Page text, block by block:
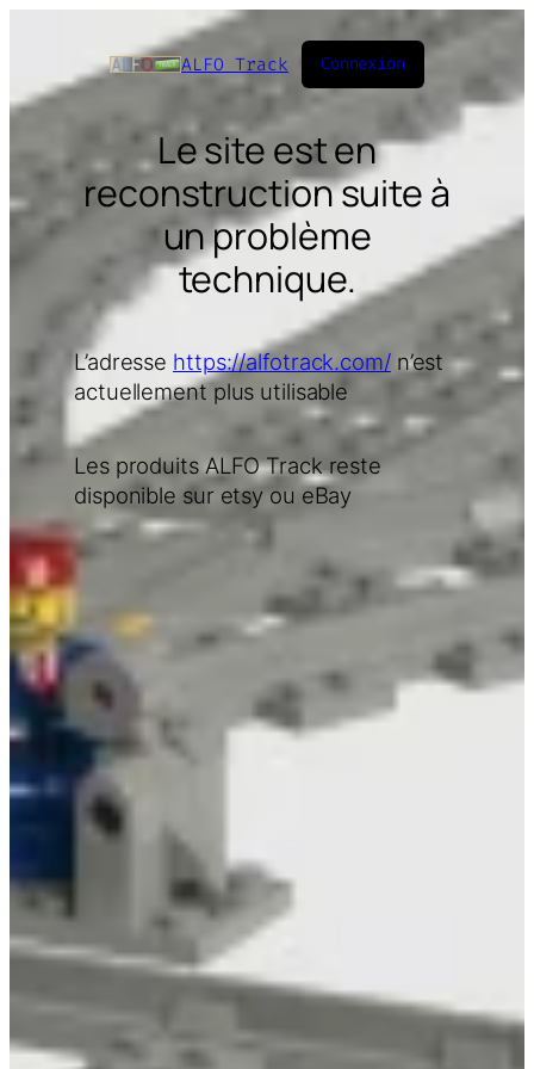
ALFO Track Connexion
Le site est en
reconstruction suite à
un problème
technique.
L’adresse https://alfotrack.com/n’est
actuellement plus utilisable
Les produits ALFO Track reste
disponible sur etsy ou eBay